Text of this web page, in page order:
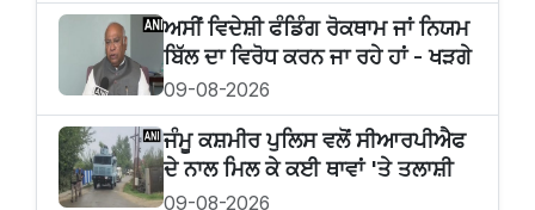
ਅਸੀਂ ਵਿਦੇਸ਼ੀ ਫੰਡਿੰਗ ਰੋਕਥਾਮ ਜਾਂ ਨਿਯਮ
ਬਿੱਲ ਦਾ ਵਿਰੋਧ ਕਰਨ ਜਾ ਰਹੇ ਹਾਂ - ਖੜਗੇ
09-08-2026
ਜੰਮੂ ਕਸ਼ਮੀਰ ਪੁਲਿਸ ਵਲੋਂ ਸੀਆਰਪੀਐਫ
ਦੇ ਨਾਲ ਮਿਲ ਕੇ ਕਈ ਥਾਵਾਂ 'ਤੇ ਤਲਾਸ਼ੀ
09-08-2026